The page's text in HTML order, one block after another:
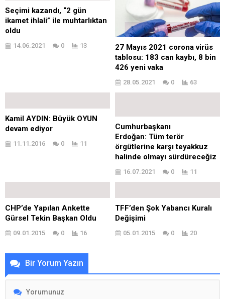
Seçimi kazandı, “2 gün
ikamet ihlali” ile muhtarlıktan
oldu
14.06.2021 0 13
27 Mayıs 2021 corona virüs
tablosu: 183 can kaybı, 8 bin
426 yeni vaka
28.05.2021 0 63
Kamil AYDIN: Büyük OYUN
devam ediyor
11.11.2016 0 11
Cumhurbaşkanı
Erdoğan: Tüm terör
örgütlerine karşı teyakkuz
halinde olmayı sürdüreceğiz
16.07.2021 0 11
CHP’de Yapılan Ankette
Gürsel Tekin Başkan Oldu
09.01.2015 0 16
TFF’den Şok Yabancı Kuralı
Değişimi
05.01.2015 0 20
Bir Yorum Yazın